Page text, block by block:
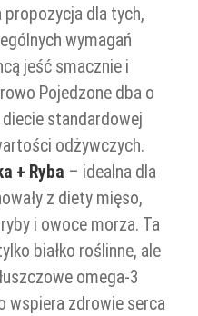
propozycja dla tych,
wymagań
jeść smacznie i
Pojedzone dba o
standardowej
odżywczych.
+ Ryba – idealna dla
z diety mięso,
i owoce morza. Ta
białko roślinne, ale
omega-3
wspiera zdrowie serca